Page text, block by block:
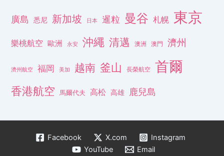
廣島 悉尼 新加坡 日本 暹粒 曼谷 札幌 東京
樂桃航空 歐洲 永安 沖繩 清邁 澳洲 澳門 濟州
濟州航空 福岡 美加 越南 釜山 長榮航空 首爾
香港航空 馬爾代夫 高松 高雄 鹿兒島
Facebook X.com
Instagram
YouTube
Email